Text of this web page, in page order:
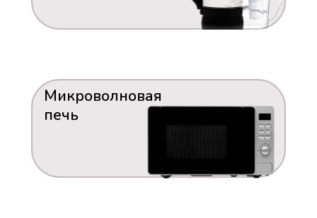
Микроволновая
печь